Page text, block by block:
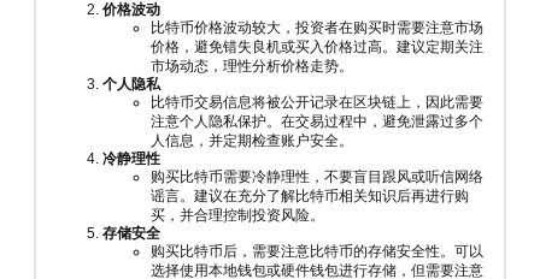
价格波动
比特币价格波动较大，投资者在购买时需要注意市场
价格，避免错失良机或买入价格过高。建议定期关注
市场动态，理性分析价格走势。
个人隐私
比特币交易信息将被公开记录在区块链上，因此需要
注意个人隐私保护。在交易过程中，避免泄露过多个
人信息，并定期检查账户安全。
冷静理性
购买比特币需要冷静理性，不要盲目跟风或听信网络
谣言。建议在充分了解比特币相关知识后再进行购
买，并合理控制投资风险。
存储安全
购买比特币后，需要注意比特币的存储安全性。可以
选择使用本地钱包或硬件钱包进行存储，但需要注意